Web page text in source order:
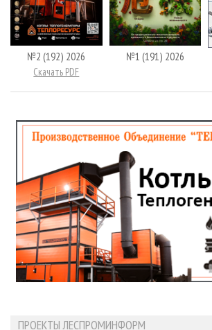
№2 (192) 2026
Скачать PDF
№1 (191) 2026
ПРОЕКТЫ ЛЕСПРОМИНФОРМ